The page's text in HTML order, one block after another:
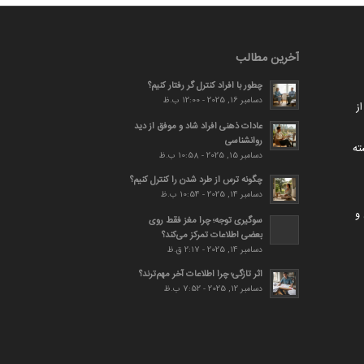
و
آخرین مطالب
چطور با افراد کنترل گر رفتار کنیم؟
دسامبر 16, 2025 - 12:00 ب.ظ
عادات ذهنی افراد شاد و موفق از دید
روانشناسی
دسامبر 15, 2025 - 10:58 ب.ظ
چگونه ترس از طرد شدن را کنترل کنیم؟
دسامبر 14, 2025 - 10:54 ب.ظ
سوگیری توجه؛ چرا مغز فقط روی
بعضی اطلاعات تمرکز می‌کند؟
دسامبر 14, 2025 - 2:17 ق.ظ
اثر تازگی؛ چرا اطلاعات آخر مهم‌ترند؟
دسامبر 12, 2025 - 7:52 ب.ظ